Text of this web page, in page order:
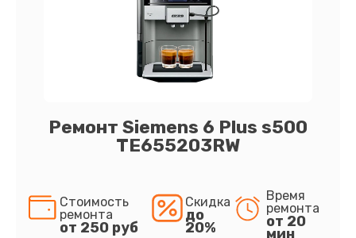
Ремонт Siemens 6 Plus s500
TE655203RW
Стоимость
ремонта
от 250 руб
Скидка
до
20%
Время
ремонта
от 20
мин